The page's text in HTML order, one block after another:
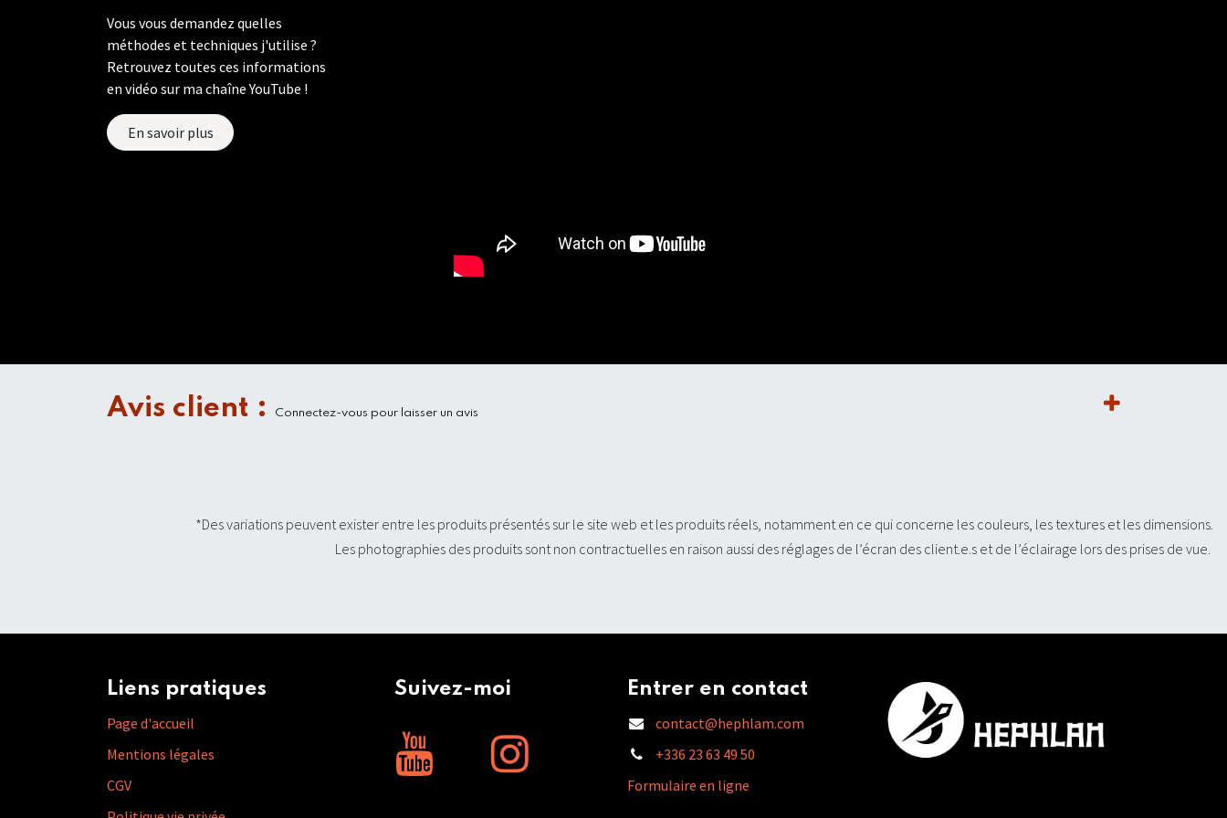
Vous vous demandez quelles
méthodes et techniques j'utilise ?
Retrouvez toutes ces informations
en vidéo sur ma chaîne YouTube !
En savoir plus
Avis client : Connectez-vous pour laisser un avis
*Des variations peuvent exister entre les produits présentés sur le site web et les produits réels, notamment en ce qui concerne les couleurs, les textures et les dimensions.
Les photographies des produits sont non contractuelles en raison aussi des réglages de l’écran des client.e.s et de l’éclairage lors des prises de vue.
Liens pratiques
Page d'accueil
Mentions légales
CGV
Suivez-moi Entrer en contact
contact@hephlam.com
+336 23 63 49 50
Formulaire en ligne